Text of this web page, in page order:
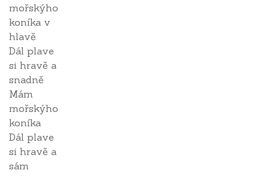
mořskýho
koníka v
hlavě
Dál plave
si hravě a
snadně
Mám
mořskýho
koníka
Dál plave
si hravě a
sám